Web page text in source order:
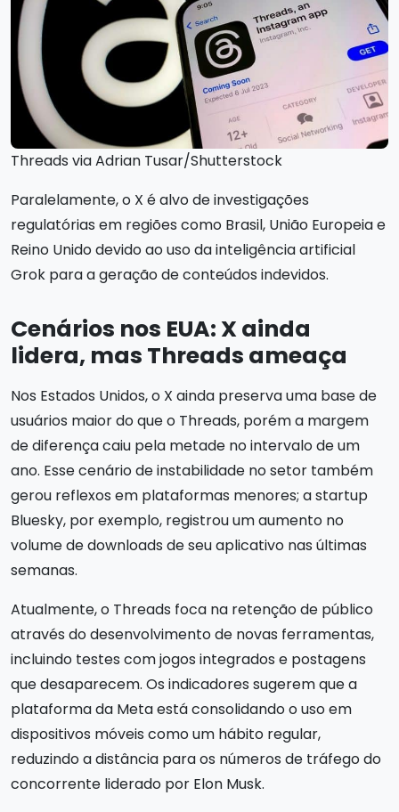
Threads via Adrian Tusar/Shutterstock
Paralelamente, o X é alvo de investigações
regulatórias em regiões como Brasil, União Europeia e
Reino Unido devido ao uso da inteligência artificial
Grok para a geração de conteúdos indevidos.
Cenários nos EUA: X ainda
lidera, mas Threads ameaça
Nos Estados Unidos, o X ainda preserva uma base de
usuários maior do que o Threads, porém a margem
de diferença caiu pela metade no intervalo de um
ano. Esse cenário de instabilidade no setor também
gerou reflexos em plataformas menores; a startup
Bluesky, por exemplo, registrou um aumento no
volume de downloads de seu aplicativo nas últimas
semanas.
Atualmente, o Threads foca na retenção de público
através do desenvolvimento de novas ferramentas,
incluindo testes com jogos integrados e postagens
que desaparecem. Os indicadores sugerem que a
plataforma da Meta está consolidando o uso em
dispositivos móveis como um hábito regular,
reduzindo a distância para os números de tráfego do
concorrente liderado por Elon Musk.